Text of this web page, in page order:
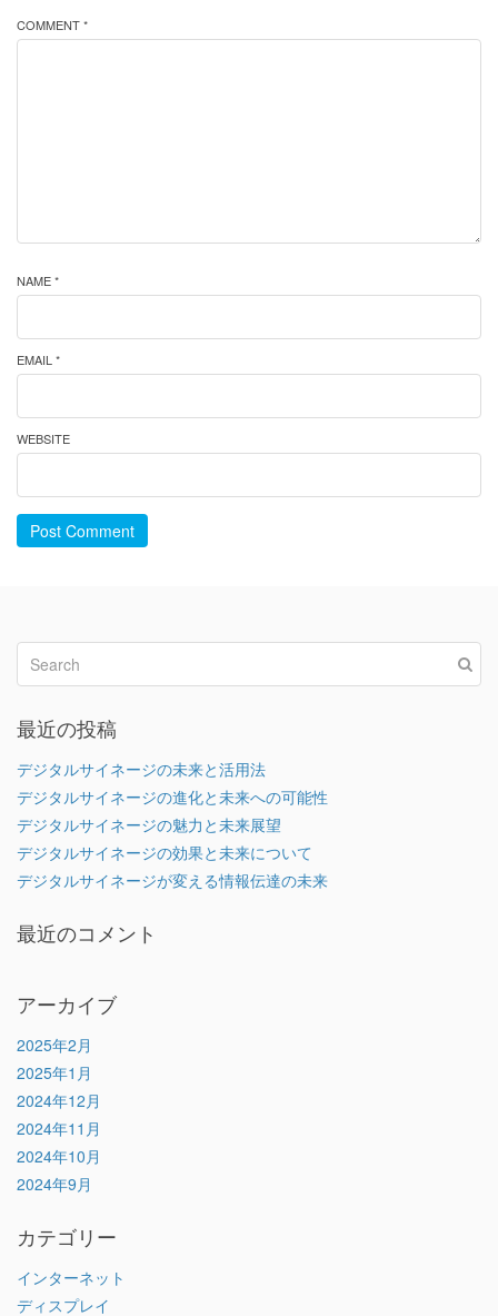
COMMENT *
NAME *
EMAIL *
WEBSITE
Post Comment
最近の投稿
デジタルサイネージの未来と活用法
デジタルサイネージの進化と未来への可能性
デジタルサイネージの魅力と未来展望
デジタルサイネージの効果と未来について
デジタルサイネージが変える情報伝達の未来
最近のコメント
アーカイブ
2025年2月
2025年1月
2024年12月
2024年11月
2024年10月
2024年9月
カテゴリー
インターネット
ディスプレイ